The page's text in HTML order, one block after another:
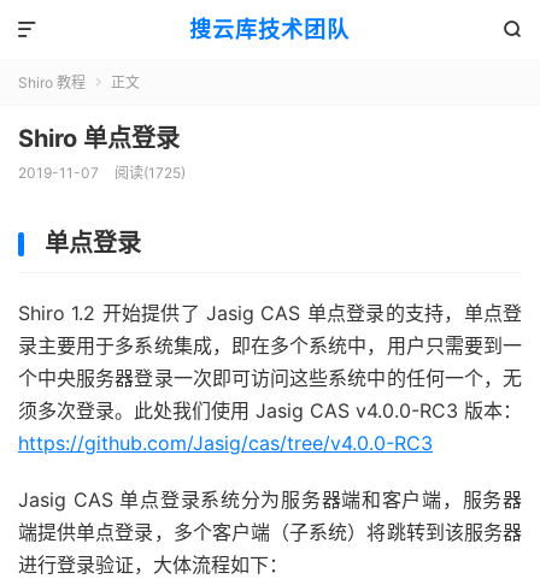
搜云库技术团队 

Shiro 教程  正文
Shiro 单点登录
2019-11-07 阅读(1725)
单点登录
Shiro 1.2 开始提供了 Jasig CAS 单点登录的支持，单点登
录主要用于多系统集成，即在多个系统中，用户只需要到一
个中央服务器登录一次即可访问这些系统中的任何一个，无
须多次登录。此处我们使用 Jasig CAS v4.0.0-RC3 版本：
https://github.com/Jasig/cas/tree/v4.0.0-RC3
Jasig CAS 单点登录系统分为服务器端和客户端，服务器
端提供单点登录，多个客户端（子系统）将跳转到该服务器
进行登录验证，大体流程如下：